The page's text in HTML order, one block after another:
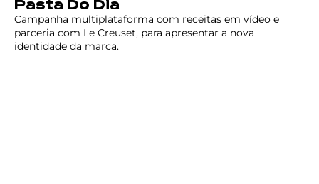
Pasta Do Dia
Campanha multiplataforma com receitas em vídeo e
parceria com Le Creuset, para apresentar a nova
identidade da marca.